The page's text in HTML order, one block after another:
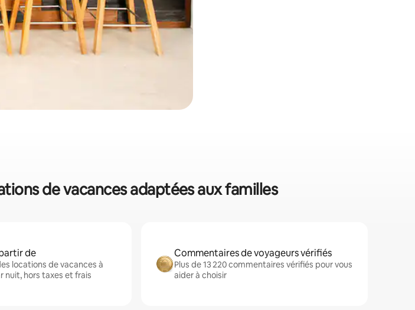
de vacances adaptées aux familles
de
locations de vacances à
nuit, hors taxes et frais
Commentaires de voyageurs vérifiés
Plus de 13 220 commentaires vérifiés pour vous
aider à choisir